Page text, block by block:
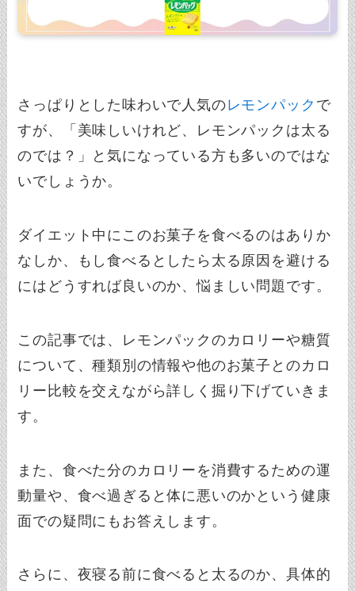
さっぱりとした味わいで人気のレモンパック で
すが、「美味しいけれど、レモンパックは太る
のでは？」と気になっている方も多いのではな
いでしょうか。
ダイエット中にこのお菓子を食べるのはありか
なしか、もし食べるとしたら太る原因を避ける
にはどうすれば良いのか、悩ましい問題です。
この記事では、レモンパックのカロリーや糖質
について、種類別の情報や他のお菓子とのカロ
リー比較を交えながら詳しく掘り下げていきま
す。
また、食べた分のカロリーを消費するための運
動量や、食べ過ぎると体に悪いのかという健康
面での疑問にもお答えします。
さらに、夜寝る前に食べると太るのか、具体的